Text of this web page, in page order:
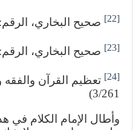
[22] صحيح البخاري، الرقم: 7527
[23] صحيح البخاري، الرقم: 4526
[24]
تعظيم القرآن
3/261)
وأطال الإمام الكلام في